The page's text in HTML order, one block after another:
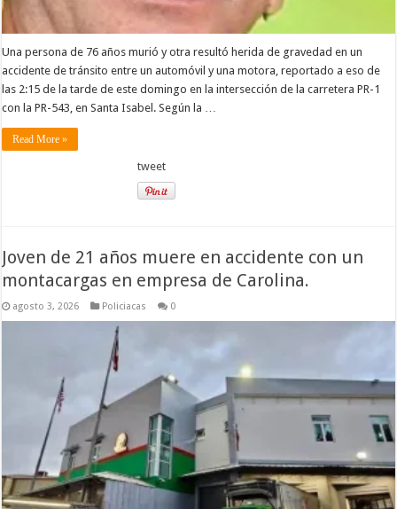
Una persona de 76 años murió y otra resultó herida de gravedad en un
accidente de tránsito entre un automóvil y una motora, reportado a eso de
las 2:15 de la tarde de este domingo en la intersección de la carretera PR-1
con la PR-543, en Santa Isabel. Según la …
Read More »
tweet
Joven de 21 años muere en accidente con un
montacargas en empresa de Carolina.
agosto 3, 2026 Policiacas 0